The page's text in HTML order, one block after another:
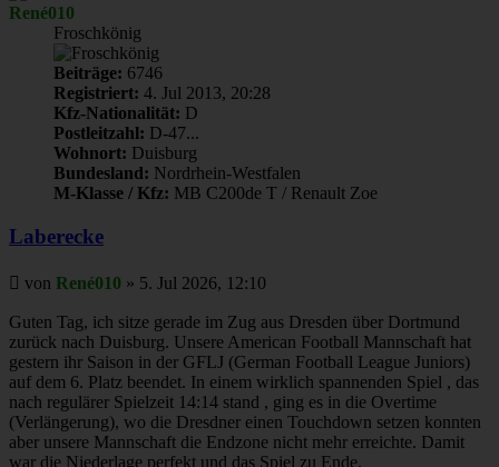
René010
Froschkönig
Beiträge: 6746
Registriert: 4. Jul 2013, 20:28
Kfz-Nationalität: D
Postleitzahl: D-47...
Wohnort: Duisburg
Bundesland: Nordrhein-Westfalen
M-Klasse / Kfz: MB C200de T / Renault Zoe
Laberecke
Beitrag
von René010 » 5. Jul 2026, 12:10
Guten Tag, ich sitze gerade im Zug aus Dresden über Dortmund
zurück nach Duisburg. Unsere American Football Mannschaft hat
gestern ihr Saison in der GFLJ (German Football League Juniors)
auf dem 6. Platz beendet. In einem wirklich spannenden Spiel , das
nach regulärer Spielzeit 14:14 stand , ging es in die Overtime
(Verlängerung), wo die Dresdner einen Touchdown setzen konnten
aber unsere Mannschaft die Endzone nicht mehr erreichte. Damit
war die Niederlage perfekt und das Spiel zu Ende.